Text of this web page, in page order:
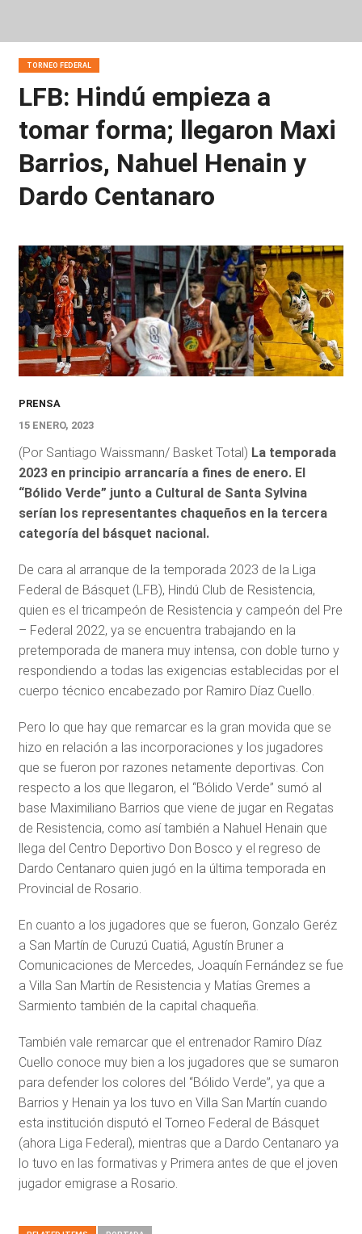
TORNEO FEDERAL
LFB: Hindú empieza a
tomar forma; llegaron Maxi
Barrios, Nahuel Henain y
Dardo Centanaro
PRENSA
15 ENERO, 2023
(Por Santiago Waissmann/ Basket Total) La temporada
2023 en principio arrancaría a fines de enero. El
“Bólido Verde” junto a Cultural de Santa Sylvina
serían los representantes chaqueños en la tercera
categoría del básquet nacional.
De cara al arranque de la temporada 2023 de la Liga
Federal de Básquet (LFB), Hindú Club de Resistencia,
quien es el tricampeón de Resistencia y campeón del Pre
– Federal 2022, ya se encuentra trabajando en la
pretemporada de manera muy intensa, con doble turno y
respondiendo a todas las exigencias establecidas por el
cuerpo técnico encabezado por Ramiro Díaz Cuello.
Pero lo que hay que remarcar es la gran movida que se
hizo en relación a las incorporaciones y los jugadores
que se fueron por razones netamente deportivas. Con
respecto a los que llegaron, el “Bólido Verde” sumó al
base Maximiliano Barrios que viene de jugar en Regatas
de Resistencia, como así también a Nahuel Henain que
llega del Centro Deportivo Don Bosco y el regreso de
Dardo Centanaro quien jugó en la última temporada en
Provincial de Rosario.
En cuanto a los jugadores que se fueron, Gonzalo Geréz
a San Martín de Curuzú Cuatiá, Agustín Bruner a
Comunicaciones de Mercedes, Joaquín Fernández se fue
a Villa San Martín de Resistencia y Matías Gremes a
Sarmiento también de la capital chaqueña.
También vale remarcar que el entrenador Ramiro Díaz
Cuello conoce muy bien a los jugadores que se sumaron
para defender los colores del “Bólido Verde”, ya que a
Barrios y Henain ya los tuvo en Villa San Martín cuando
esta institución disputó el Torneo Federal de Básquet
(ahora Liga Federal), mientras que a Dardo Centanaro ya
lo tuvo en las formativas y Primera antes de que el joven
jugador emigrase a Rosario.